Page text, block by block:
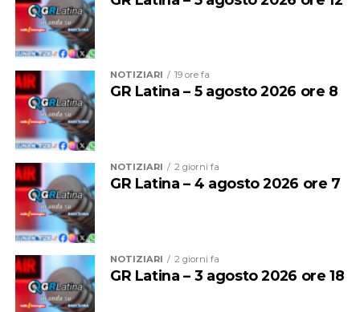
L’obiettivo dell’evento è mantenere viva la memoria di
Federico e promuovere una riflessione sull’importanza
della prevenzione e della responsabilità alla guida,
soprattutto lungo arterie particolarmente trafficate.
Gli organizzatori rivolgono un invito alla cittadinanza e
alle istituzioni affinché prendano parte alla
commemorazione, sottolineando il valore dell’impegno
condiviso per diffondere una maggiore cultura della
sicurezza stradale e sostenere le famiglie colpite da
tragedie simili.
NOTIZIARI 19 ore fa
GR Latina – 5 agosto 2026 ore 8
NOTIZIARI 2 giorni fa
GR Latina – 4 agosto 2026 ore 7
NOTIZIARI 2 giorni fa
GR Latina – 3 agosto 2026 ore 18